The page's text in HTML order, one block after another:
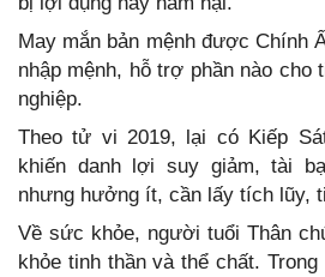
May mắn bản mệnh được Chính
nhập mệnh, hỗ trợ phần nào cho
nghiệp.
Theo tử vi 2019, lại có Kiếp
khiến danh lợi suy giảm, tài
nhưng hưởng ít, cần lấy tích lũy,
Về sức khỏe, người tuổi Thân
khỏe tinh thần và thể chất.